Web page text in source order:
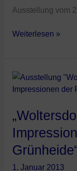
Ausstellung vom
–
Vereinsgeschichte
1958-
Weiterlesen »
1. Januar 2013
„Woltersdorf
und
Impressionen
der
Fotofreunde